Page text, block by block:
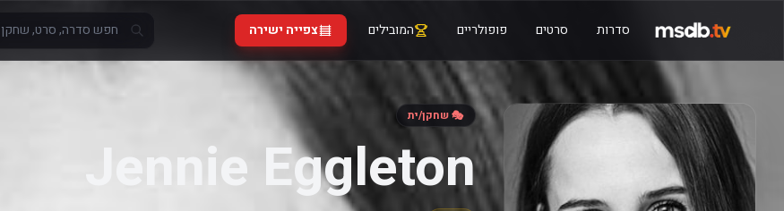
סדרות סרטים פופולריים המובילים צפייה ישירה
🎭 שחקן/ית
Jennie Eggleton